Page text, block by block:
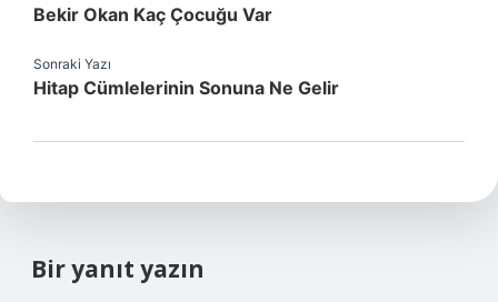
Bekir Okan Kaç Çocuğu Var
Sonraki Yazı
Hitap Cümlelerinin Sonuna Ne Gelir
Bir yanıt yazın